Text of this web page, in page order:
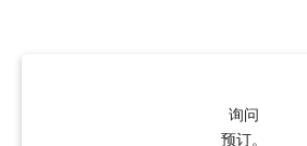
询问
预订。